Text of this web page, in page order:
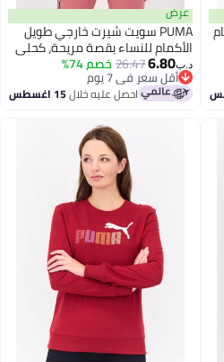
عرض
PUMA سويت شيرت خارجي طويل
الأكمام للنساء بقصة مريحة، كحلي
6.80
26.47خصم 74%
أقل سعر في 7 يوم
أقل سعر في 7 يوماحصل عليه خلال15 اغسطس